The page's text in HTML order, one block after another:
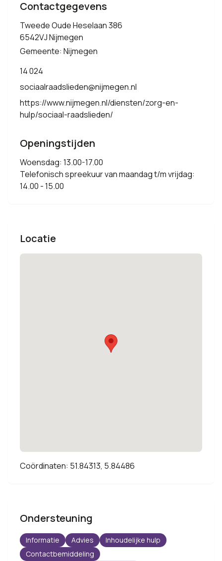
Contactgegevens
Tweede Oude Heselaan 386
6542VJ Nijmegen
Gemeente: Nijmegen
14 024
sociaalraadslieden@nijmegen.nl
https://www.nijmegen.nl/diensten/zorg-en-
hulp/sociaal-raadslieden/
Openingstijden
Woensdag: 13.00-17.00
Telefonisch spreekuur van maandag t/m vrijdag:
14.00 - 15.00
Locatie
Coördinaten: 51.84313, 5.84486
Ondersteuning
Informatie Advies
Inhoudelijke hulp
Contactbemiddeling